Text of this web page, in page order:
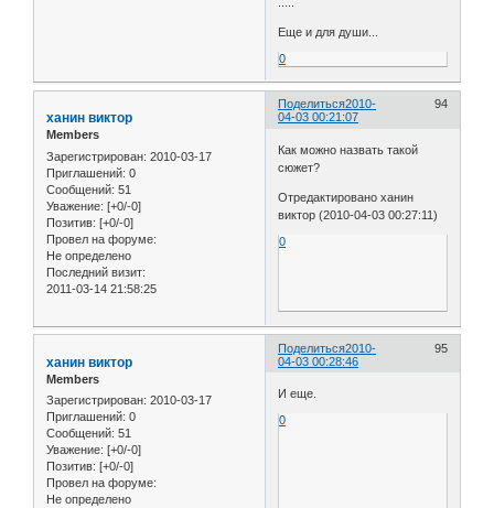
.....
Еще и для души...
0
Поделиться 94
2010-
04-03 00:21:07
ханин виктор
Members
Зарегистрирован: 2010-03-17
Приглашений: 0
Сообщений: 51
Уважение: [+0/-0]
Позитив: [+0/-0]
Провел на форуме:
Не определено
Последний визит:
2011-03-14 21:58:25
Как можно назвать такой
сюжет?
Отредактировано ханин
виктор (2010-04-03 00:27:11)
0
Поделиться 95
2010-
04-03 00:28:46
ханин виктор
Members
Зарегистрирован: 2010-03-17
Приглашений: 0
Сообщений: 51
Уважение: [+0/-0]
Позитив: [+0/-0]
Провел на форуме:
Не определено
И еще.
0